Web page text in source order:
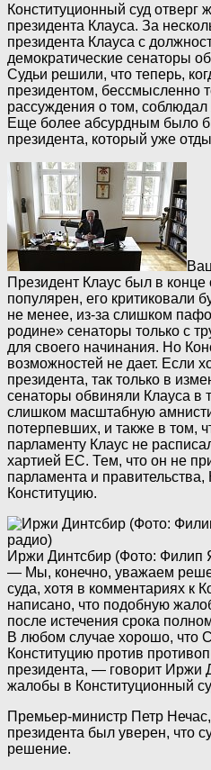
Конституционный суд отверг
президента Клауса. За
президента Клауса с
демократические сенаторы
Судьи решили, что теперь,
президентом, бессмысленно
рассуждения о том, соблюдал
Еще более абсурдным было
президента, который уже
Президент Клаус был в конце
популярен, его критиковали
не менее, из-за слишком
родине» сенаторы только с
для своего начинания. Но
возможностей не дает. Если
президента, так только в
сенаторы обвиняли Клауса в
слишком масштабную
потерпевших, и также в том,
парламенту Клаус не
хартией ЕС. Тем, что он не
парламента и
Конституцию.
Иржи Динтсбир (Фото: Филип
— Мы, конечно, уважаем
суда, хотя в комментариях к
написано, что подобную
после истечения срока
В любом случае хорошо, что
Конституцию против
президента, — говорит Иржи
жалобы в Конституционный
Премьер-министр Петр
президента был уверен, что
решение.